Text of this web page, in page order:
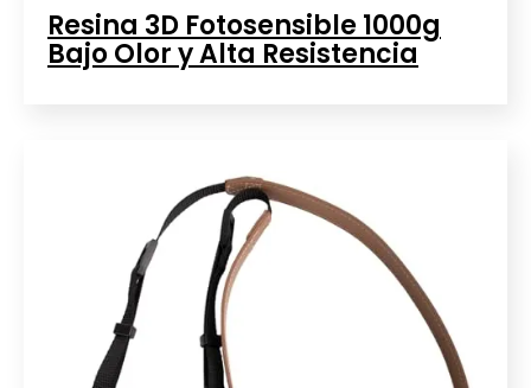
Resina 3D Fotosensible 1000g
Bajo Olor y Alta Resistencia